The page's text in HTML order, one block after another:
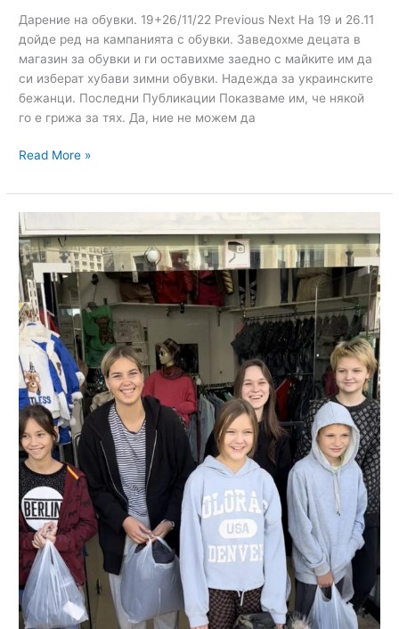
Дарение на обувки. 19+26/11/22 Previous Next На 19 и 26.11
дойде ред на кампанията с обувки. Заведохме децата в
магазин за обувки и ги оставихме заедно с майките им да
си изберат хубави зимни обувки. Надежда за украинските
бежанци. Последни Публикации Показваме им, че някой
го е грижа за тях. Да, ние не можем да
Read More »
Clothes
Donation.
22/10/22